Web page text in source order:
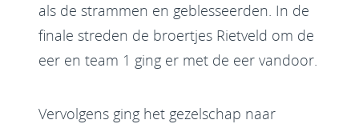
als de strammen en geblesseerden. In de
finale streden de broertjes Rietveld om de
eer en team 1 ging er met de eer vandoor.
Vervolgens ging het gezelschap naar